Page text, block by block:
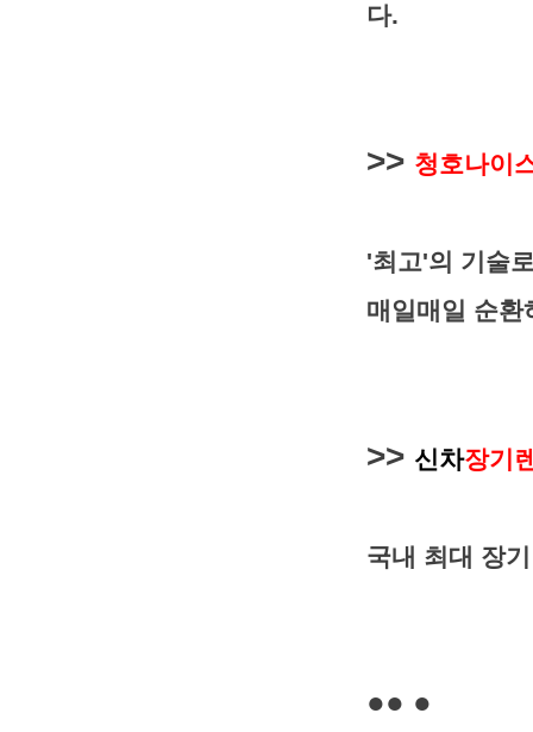
다.
>> 청호나이
'최고'의 기술
매일매일 순환
>> 신차장기
국내 최대 장
●● ●